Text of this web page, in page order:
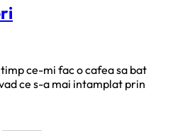
ce-mi fac o cafea sa bat
ce s-a mai intamplat prin